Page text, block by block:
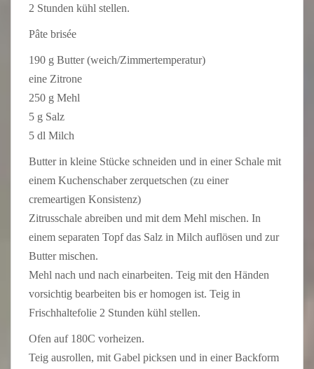
2 Stunden kühl stellen.
Pâte brisée
190 g Butter (weich/Zimmertemperatur)
eine Zitrone
250 g Mehl
5 g Salz
5 dl Milch
Butter in kleine Stücke schneiden und in einer Schale mit
einem Kuchenschaber zerquetschen (zu einer
cremeartigen Konsistenz)
Zitrusschale abreiben und mit dem Mehl mischen. In
einem separaten Topf das Salz in Milch auflösen und zur
Butter mischen.
Mehl nach und nach einarbeiten. Teig mit den Händen
vorsichtig bearbeiten bis er homogen ist. Teig in
Frischhaltefolie 2 Stunden kühl stellen.
Ofen auf 180C vorheizen.
Teig ausrollen, mit Gabel picksen und in einer Backform